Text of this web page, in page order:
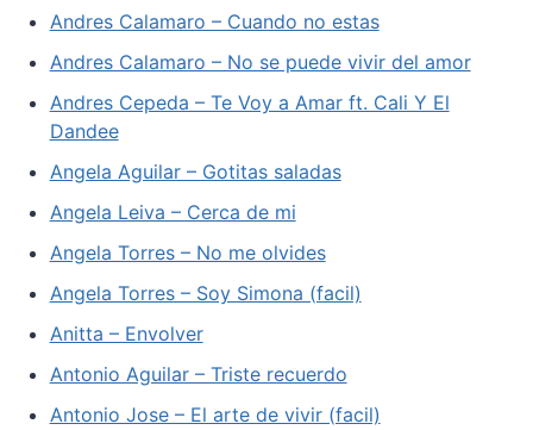
Andres Calamaro – Cuando no estas
Andres Calamaro – No se puede vivir del amor
Andres Cepeda – Te Voy a Amar ft. Cali Y El
Dandee
Angela Aguilar – Gotitas saladas
Angela Leiva – Cerca de mi
Angela Torres – No me olvides
Angela Torres – Soy Simona (facil)
Anitta – Envolver
Antonio Aguilar – Triste recuerdo
Antonio Jose – El arte de vivir (facil)